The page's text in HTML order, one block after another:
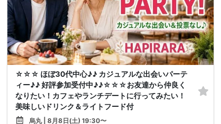
☆☆☆ ほぼ30代中心♪♪ カジュアルな出会いパーテ
ィー♪♪ 好評参加受付中♪♪☆☆☆お友達から仲良く
なりたい！カフェやランチデートに行ってみたい！
美味しいドリンク＆ライトフード付
烏丸 | 8月8日(土) 19:30〜